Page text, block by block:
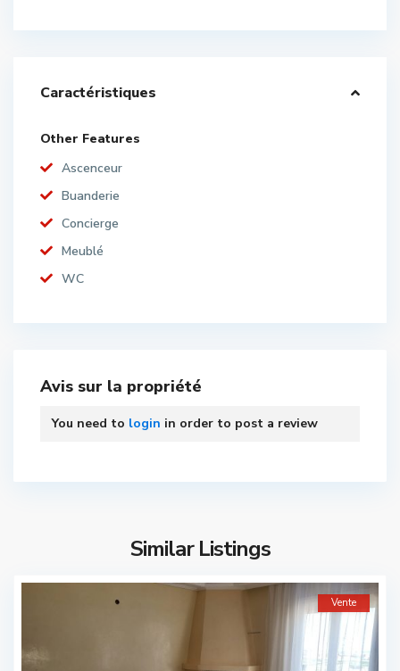
Caractéristiques
Other Features
Ascenceur
Buanderie
Concierge
Meublé
WC
Avis sur la propriété
You need to login in order to post a review
Similar Listings
Vente